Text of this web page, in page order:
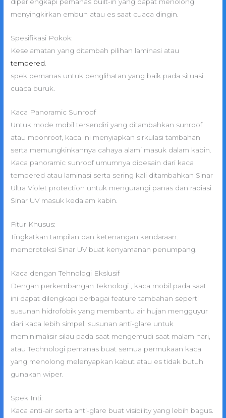
diperlengkapi pemanas built-in yang dapat menolong
menyingkirkan embun atau es saat cuaca dingin.
Spesifikasi Pokok:
Keselamatan yang ditambah pilihan laminasi atau
tempered
spek pemanas untuk penglihatan yang baik pada situasi
cuaca buruk.
Kaca Panoramic Sunroof
Untuk mode mobil tersendiri yang ditambahkan sunroof
atau moonroof, kaca ini menyiapkan sirkulasi tambahan
serta memungkinkannya cahaya alami masuk dalam kabin.
Kaca panoramic sunroof umumnya didesain dari kaca
tempered atau laminasi serta sering kali ditambahkan Sinar
Ultra Violet protection untuk mengurangi panas dan radiasi
Sinar UV masuk kedalam kabin.
Fitur Khusus:
Tingkatkan tampilan dan ketenangan kendaraan.
memproteksi Sinar UV buat kenyamanan penumpang.
Kaca dengan Tehnologi Ekslusif
Dengan perkembangan Teknologi , kaca mobil pada saat
ini dapat dilengkapi berbagai feature tambahan seperti
susunan hidrofobik yang membantu air hujan mengguyur
dari kaca lebih simpel, susunan anti-glare untuk
meminimalisir silau pada saat mengemudi saat malam hari,
atau Technologi pemanas buat semua permukaan kaca
yang menolong melenyapkan kabut atau es tidak butuh
gunakan wiper.
Spek Inti:
Kaca anti-air serta anti-glare buat visibility yang lebih bagus.